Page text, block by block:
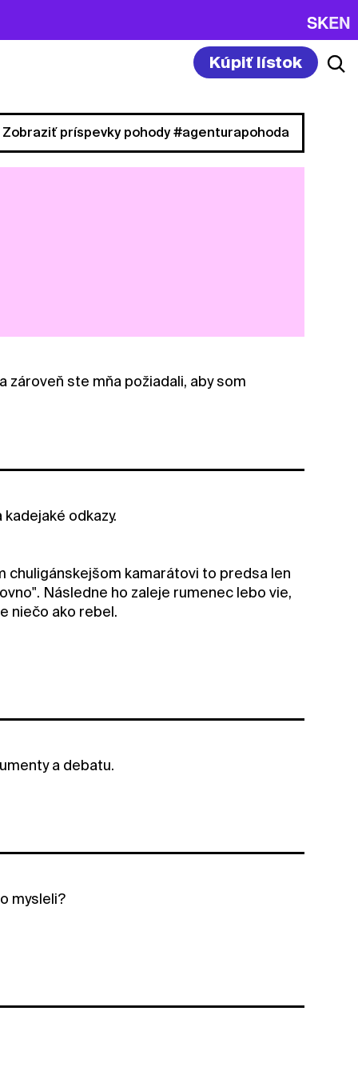
SKEN
Kúpiť lístok
Zobraziť príspevky pohody #agenturapohoda
ste mňa požiadali, aby som
odkazy.
chuligánskejšom kamarátovi to predsa len
Následne ho zaleje rumenec lebo vie,
niečo ako rebel.
a debatu.
mysleli?